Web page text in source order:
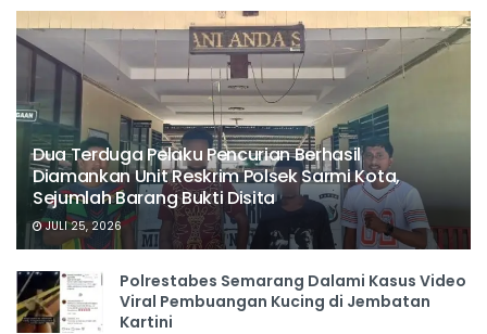
Dua Terduga Pelaku Pencurian Berhasil
Diamankan Unit Reskrim Polsek Sarmi Kota,
Sejumlah Barang Bukti Disita
JULI 25, 2026
Polrestabes Semarang Dalami Kasus Video
Viral Pembuangan Kucing di Jembatan
Kartini